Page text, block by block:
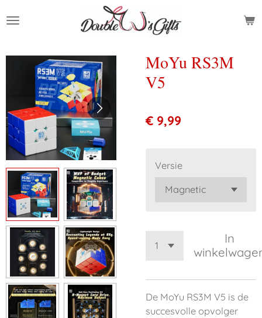
direct
de
hoofdinhoud
MoYu RS3M
V5
€ 9,99
Versie
In
De MoYu RS3M V5 is de
succesvolle opvolger